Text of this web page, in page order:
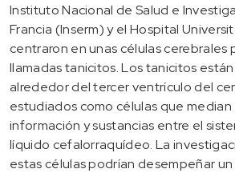
Instituto Nacional de Salud e
Francia (Inserm) y el Hospital
centraron en unas células cerebrales
llamadas tanicitos. Los tanicitos
alrededor del tercer ventrículo del
estudiados como células que
información y sustancias entre el
líquido cefalorraquídeo. La
estas células podrían desempeñar